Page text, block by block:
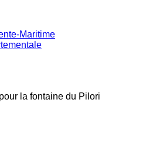
Maritime
la fontaine du Pilori